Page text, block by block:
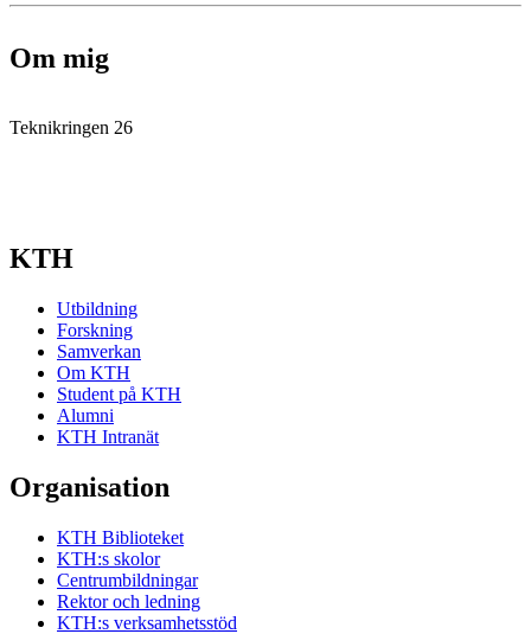
Om mig
Teknikringen 26
KTH
Utbildning
Forskning
Samverkan
Om KTH
Student på KTH
Alumni
KTH Intranät
Organisation
KTH Biblioteket
KTH:s skolor
Centrumbildningar
Rektor och ledning
KTH:s verksamhetsstöd